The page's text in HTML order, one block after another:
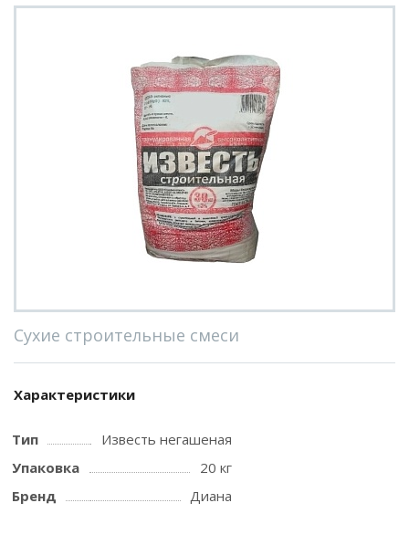
Сухие строительные смеси
Характеристики
Тип
Известь негашеная
Упаковка
20 кг
Бренд
Диана